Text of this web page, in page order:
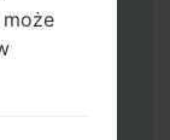
Operator"
Region &